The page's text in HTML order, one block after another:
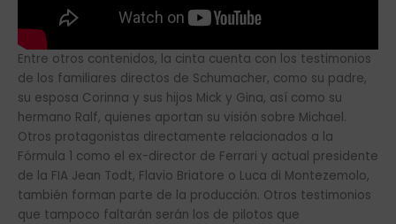
Entre otros contenidos, la cinta cuenta con los testimonios
de los familiares directos de Schumacher, como su padre,
su esposa Corinna y sus hijos Mick y Gina, así como su
hermano Ralf, quienes aportan su visión sobre Michael.
Otros protagonistas directamente relacionados a la
Fórmula 1 como el ex-director de Ferrari y actual presidente
de la FIA Jean Todt, Flavio Briatore o Luca di Montezemolo,
también forman parte de la producción. Otros testimonios
que tampoco faltarán serán los de pilotos que